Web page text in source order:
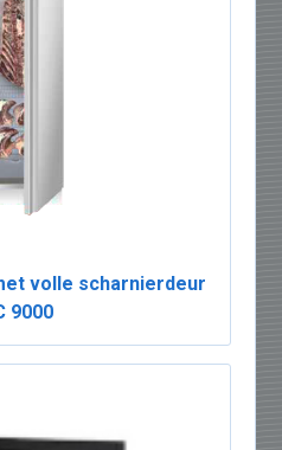
volle scharnierdeur
9000